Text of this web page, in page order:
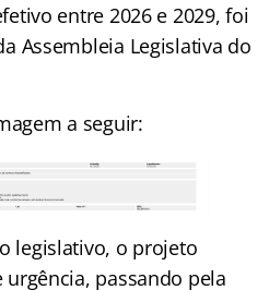
entre 2026 e 2029, foi
Assembleia Legislativa do
a seguir:
legislativo, o projeto
passando pela